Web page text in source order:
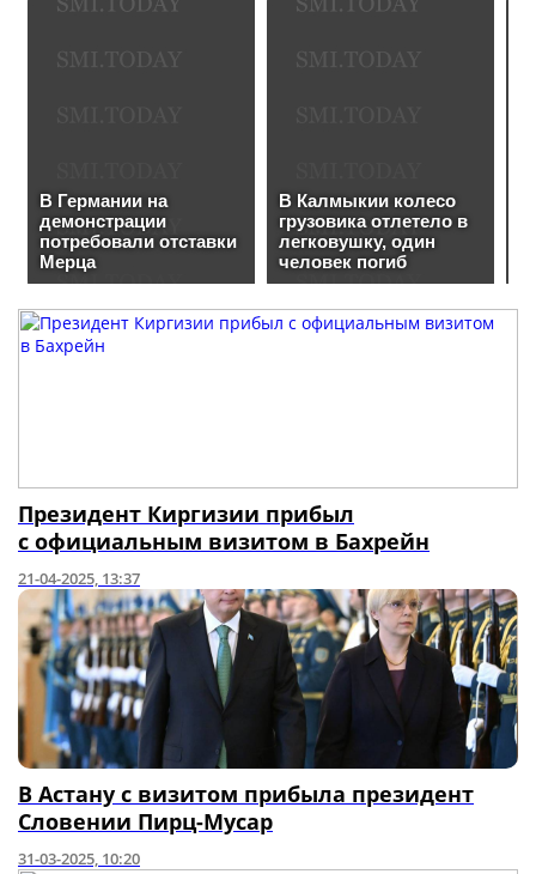
Президент Киргизии прибыл
с официальным визитом в Бахрейн
21-04-2025, 13:37
В Астану с визитом прибыла президент
Словении Пирц-Мусар
31-03-2025, 10:20